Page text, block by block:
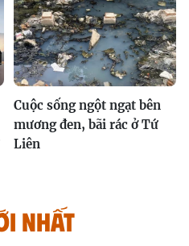
Cuộc sống ngột ngạt bên
mương đen, bãi rác ở Tứ
Liên
NHẤT